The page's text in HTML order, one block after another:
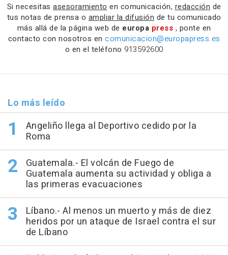
Si necesitas asesoramiento en comunicación, redacción de
tus notas de prensa o ampliar la difusión de tu comunicado
más allá de la página web de europa press , ponte en
contacto con nosotros en comunicacion@europapress.es
o en el teléfono 913592600
Lo más leído
Angeliño llega al Deportivo cedido por la
Roma
Guatemala.- El volcán de Fuego de
Guatemala aumenta su actividad y obliga a
las primeras evacuaciones
Líbano.- Al menos un muerto y más de diez
heridos por un ataque de Israel contra el sur
de Líbano